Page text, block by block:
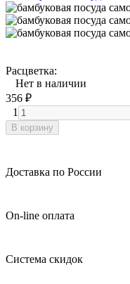
Расцветка:
Нет в наличии
356 ₽
1
В корзину
Доставка по России
On-line оплата
Система скидок